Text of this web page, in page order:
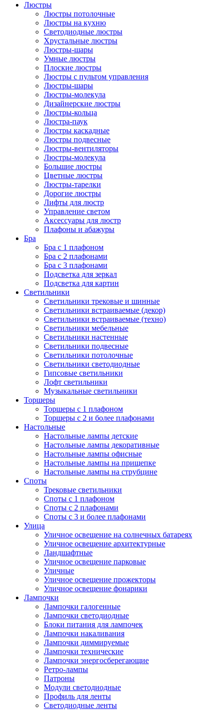
Люстры
Люстры потолочные
Люстры на кухню
Светодиодные люстры
Хрустальные люстры
Люстры-шары
Умные люстры
Плоские люстры
Люстры с пультом управления
Люстры-шары
Люстры-молекула
Дизайнерские люстры
Люстры-кольца
Люстра-паук
Люстры каскадные
Люстры подвесные
Люстры-вентиляторы
Люстры-молекула
Большие люстры
Цветные люстры
Люстры-тарелки
Дорогие люстры
Лифты для люстр
Управление светом
Аксессуары для люстр
Плафоны и абажуры
Бра
Бра с 1 плафоном
Бра с 2 плафонами
Бра с 3 плафонами
Подсветка для зеркал
Подсветка для картин
Светильники
Светильники трековые и шинные
Светильники встраиваемые (декор)
Светильники встраиваемые (техно)
Светильники мебельные
Светильники настенные
Светильники подвесные
Светильники потолочные
Светильники светодиодные
Гипсовые светильники
Лофт светильники
Музыкальные светильники
Торшеры
Торшеры с 1 плафоном
Торшеры с 2 и более плафонами
Настольные
Настольные лампы детские
Настольные лампы декоративные
Настольные лампы офисные
Настольные лампы на прищепке
Настольные лампы на струбцине
Споты
Трековые светильники
Споты с 1 плафоном
Споты с 2 плафонами
Споты с 3 и более плафонами
Улица
Уличное освещение на солнечных батареях
Уличное освещение архитектурные
Ландшафтные
Уличное освещение парковые
Уличные
Уличное освещение прожекторы
Уличное освещение фонарики
Лампочки
Лампочки галогенные
Лампочки светодиодные
Блоки питания для лампочек
Лампочки накаливания
Лампочки диммируемые
Лампочки технические
Лампочки энергосберегающие
Ретро-лампы
Патроны
Модули светодиодные
Профиль для ленты
Светодиодные ленты